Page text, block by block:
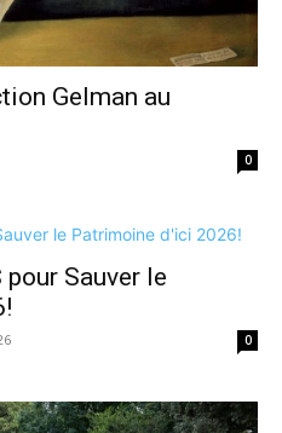
Gelman au
0
Sauver le
0